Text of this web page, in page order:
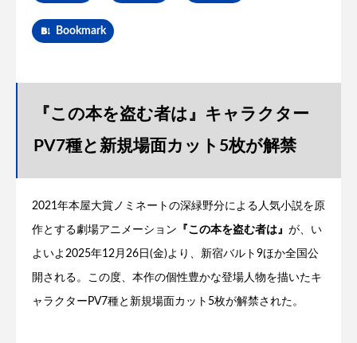
Bookmark
『この本を盗む者は』キャラクター
PV7種と新規場面カット5枚が解禁
2021年本屋大賞ノミネートの深緑野分による人気小説を原
作とする劇場アニメーション 『この本を盗む者は』 が、い
よいよ2025年12月26日(金)より、新宿バルト9ほか全国公
開される。この度、本作の個性豊かな登場人物を描いたキ
ャラクターPV7種と新規場面カット5枚が解禁された。